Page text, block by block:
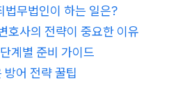
법무법인이 하는 일은?
호사의 전략이 중요한 이유
계별 준비 가이드
방어 전략 꿀팁